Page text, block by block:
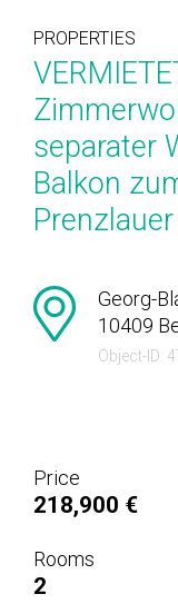
PROPERTIES
separater
Balkon
Georg-
10409
Object-ID:
Price
218,900 €
Rooms
2